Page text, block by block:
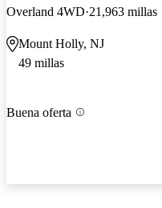
Overland 4WD 21,963 millas
Mount Holly, NJ
49 millas
Buena oferta